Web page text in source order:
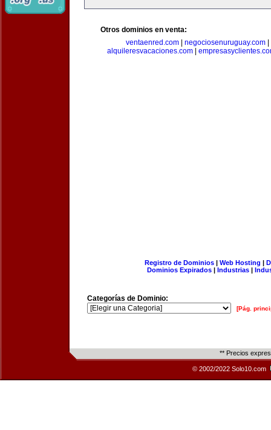
Otros dominios en venta:
ventaenred.com
negociosenuruguay.com
alquileresvacaciones.com|
Registro de Dominios| Web Hosting |
Dominios Expirados | Industrias |
Categorías de Dominio:
[Pág.
** Precios
© 2002/2022 Solo10.com